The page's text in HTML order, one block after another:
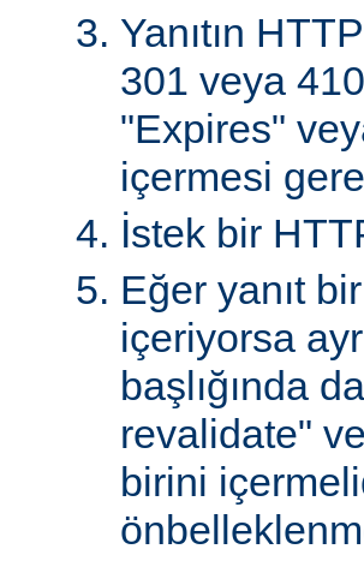
Yanıtın
301 veya
"Expires"
içermesi
İstek bir
Eğer yanıt
içeriyorsa
başlığında
revalidate"
birini